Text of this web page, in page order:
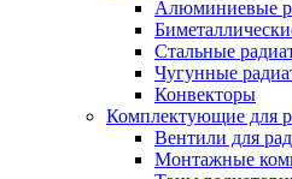
Алюминиевые
Стальные
Чугунные
Конвекторы
Комплектующие для
Вентили для
Монтажные